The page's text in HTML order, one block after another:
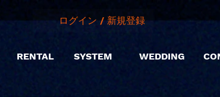
ログイン / 新規登録
RENTAL SYSTEM WEDDING